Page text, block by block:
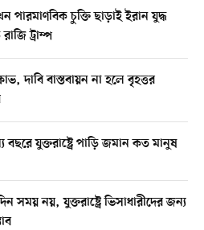
চুক্তি ছাড়াই ইরান যুদ্ধ
ট্রাম্প
দাবি বাস্তবায়ন না হলে বৃহত্তর
যুক্তরাষ্ট্রে পাড়ি জমান কত মানুষ
সময় নয়, যুক্তরাষ্ট্রে ভিসাধারীদের জন্য